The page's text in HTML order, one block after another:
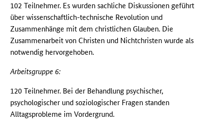
102 Teilnehmer. Es wurden sachliche Diskussionen geführt
über wissenschaftlich-technische Revolution und
Zusammenhänge mit dem christlichen Glauben. Die
Zusammenarbeit von Christen und Nichtchristen wurde als
notwendig hervorgehoben.
Arbeitsgruppe 6:
120 Teilnehmer. Bei der Behandlung psychischer,
psychologischer und soziologischer Fragen standen
Alltagsprobleme im Vordergrund.